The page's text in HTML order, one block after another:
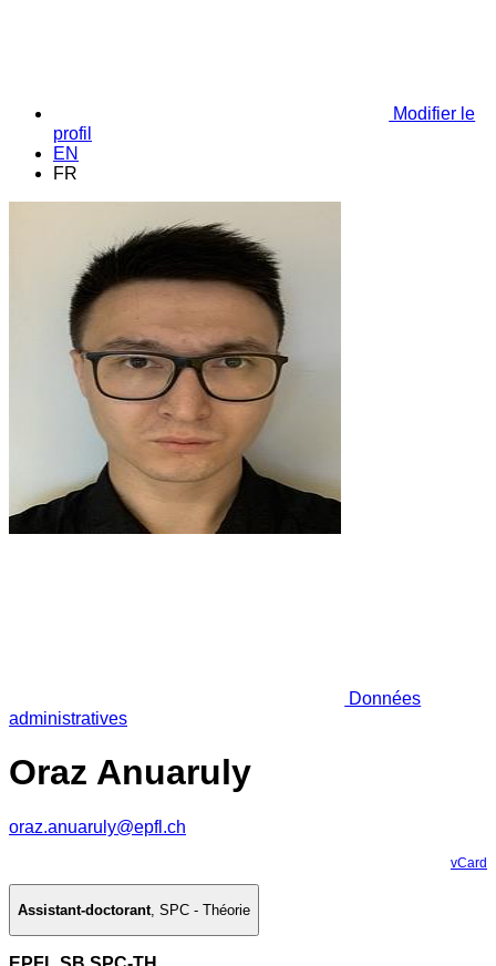
Modifier le
profil
EN
FR
Données
administratives
Oraz Anuaruly
oraz.anuaruly@epfl.ch
vCard
Assistant-doctorant, SPC - Théorie